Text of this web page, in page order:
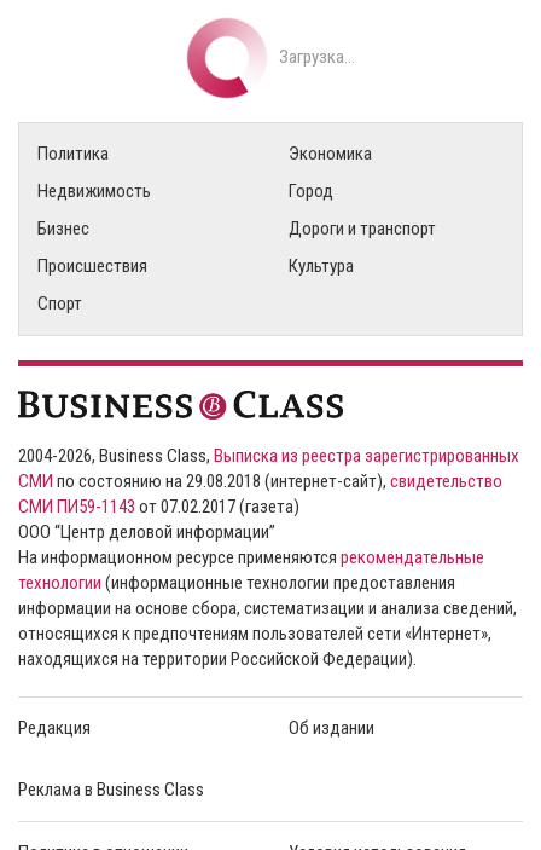
Загрузка...
Политика
Экономика
Недвижимость
Город
Бизнес
Дороги и транспорт
Происшествия
Культура
Спорт
2004-2026, Business Class, Выписка из реестра зарегистрированных
СМИ по состоянию на 29.08.2018 (интернет-сайт), свидетельство
СМИ ПИ59-1143 от 07.02.2017 (газета)
ООО “Центр деловой информации”
На информационном ресурсе применяются рекомендательные
технологии (информационные технологии предоставления
информации на основе сбора, систематизации и анализа сведений,
относящихся к предпочтениям пользователей сети «Интернет»,
находящихся на территории Российской Федерации).
Редакция Об издании
Реклама в Business Class